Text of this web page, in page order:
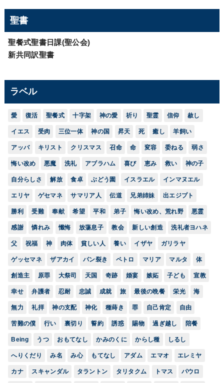
聖書
聖餐式聖書日課(聖公会)
新共同訳聖書
ラベル
愛 復活 聖餐式 十字架 神の愛 祈り 聖霊 信仰 赦し
イエス 受肉 三位一体 神の国 昇天 死 癒し 羊飼い
アッバ キリスト クリスマス 召命 命 変容 委ねる 弱さ
悔い改め 悪魔 洗礼 アブラハム 喜び 恵み 救い 神の子
自分らしさ 解放 食卓 ぶどう園 イスラエル インマヌエル
エリヤ ゲセマネ サマリア人 伝道 兄弟姉妹 出エジプト
勝利 受難 奉献 希望 平和 弟子 悔い改め、荒れ野 悪霊
感謝 憐れみ 懺悔 放蕩息子 教会 新しい創造 洗礼者ヨハネ
父 祝福 神 肉体 貧しい人 養い イザヤ ガリラヤ
ゲッセマネ ザアカイ パン裂き ペトロ マリア マルタ 体
創造主 原罪 大祭司 天国 奇跡 婚宴 嫉妬 子ども 宣教
幸せ 弁護者 忍耐 忠誠 成就 旅 最後の晩餐 栄光 海
無力 礼拝 神の支配 神化 種蒔き 罪 自己肯定 自由
苦難の僕 行い 裏切り 誓約 誘惑 賜物 過ぎ越し 陪餐
Being うつ おもてなし かみのくに からし種 しるし
へりくだり み名 み心 もてなし アダム エマオ エレミヤ
カナ スキャンダル タラントン タリタクム トマス パウロ